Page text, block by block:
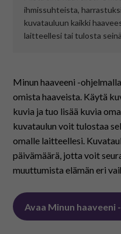
ihmissuhteista,
kuvatauluun kaikki
laitteellesi tai tulosta
Minun haaveeni -
omista haaveista. Käytä
kuvia ja tuo lisää kuvia
kuvataulun voit tulostaa
omalle laitteellesi.
päivämäärä, jotta voit
muuttumista elämän eri
Avaa Minun haaveeni